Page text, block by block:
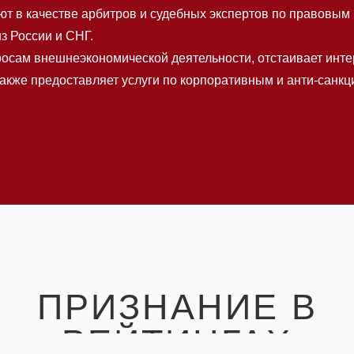
в качестве арбитров и судебных экспертов по
России и СНГ.
внешнеэкономической деятельности, отстаивает
предоставляет услуги по корпоративным и анти-
ПРИЗНАНИЕ В
РЕЙТИНГАХ